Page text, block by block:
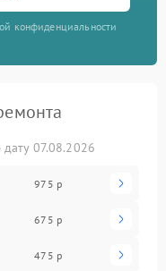
конфиденциальности
07.08.2026
975 р
675 р
475 р